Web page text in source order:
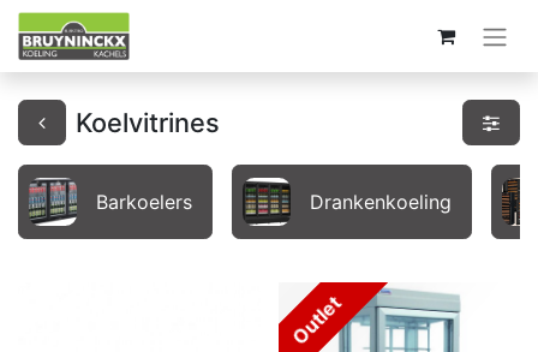
Koelvitrines
Barkoelers Drankenkoeling
Outlet